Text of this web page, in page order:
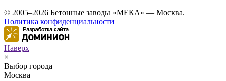
© 2005–2026 Бетонные заводы «МЕКА» — Москва.
Политика конфиденциальности
Наверх
×
Выбор города
Москва